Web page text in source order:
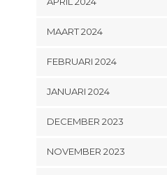
MAART 2024
FEBRUARI 2024
JANUARI 2024
DECEMBER 2023
NOVEMBER 2023